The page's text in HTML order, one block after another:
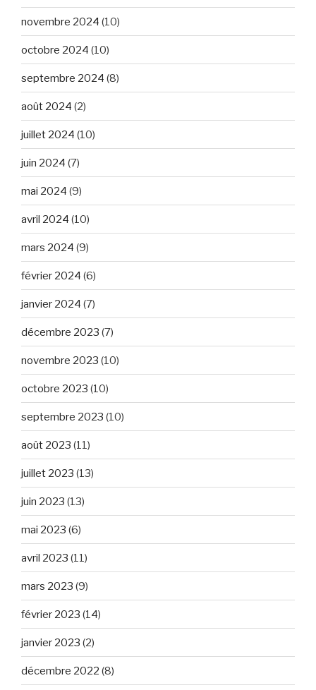
novembre 2024 (10)
octobre 2024 (10)
septembre 2024 (8)
août 2024 (2)
juillet 2024 (10)
juin 2024 (7)
mai 2024 (9)
avril 2024 (10)
mars 2024 (9)
février 2024 (6)
janvier 2024 (7)
décembre 2023 (7)
novembre 2023 (10)
octobre 2023 (10)
septembre 2023 (10)
août 2023 (11)
juillet 2023 (13)
juin 2023 (13)
mai 2023 (6)
avril 2023 (11)
mars 2023 (9)
février 2023 (14)
janvier 2023 (2)
décembre 2022 (8)